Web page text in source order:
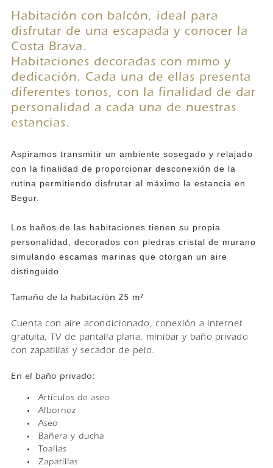
Habitación con balcón, ideal para
disfrutar de una escapada y conocer la
Costa Brava.
Habitaciones decoradas con mimo y
dedicación. Cada una de ellas presenta
diferentes tonos, con la finalidad de dar
personalidad a cada una de nuestras
estancias.
Aspiramos transmitir un ambiente sosegado y relajado
con la finalidad de proporcionar desconexión de la
rutina permitiendo disfrutar al máximo la estancia en
Begur.
Los baños de las habitaciones tienen su propia
personalidad, decorados con piedras cristal de murano
simulando escamas marinas que otorgan un aire
distinguido.
Tamaño de la habitación 25 m²
Cuenta con aire acondicionado, conexión a internet
gratuita, TV de pantalla plana, minibar y baño privado
con zapatillas y secador de pelo.
En el baño privado:
Artículos de aseo
Albornoz
Aseo
Bañera y ducha
Toallas
Zapatillas